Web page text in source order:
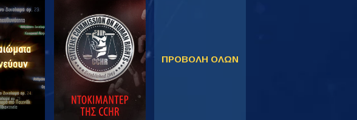
ΠΑΡΑΚΟΛΟΥΘΗΣΤΕ
ΠΡΟΒΟΛΗ ΟΛΩΝ